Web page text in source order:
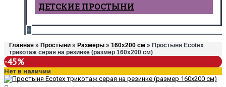
ДЕТСКИЕ ПРОСТЫНИ
+
Главная » Простыни » Размеры » 160х200 см » Простыня Ecotex
трикотаж серая на резинке (размер 160х200 см)
-45%
Нет в наличии